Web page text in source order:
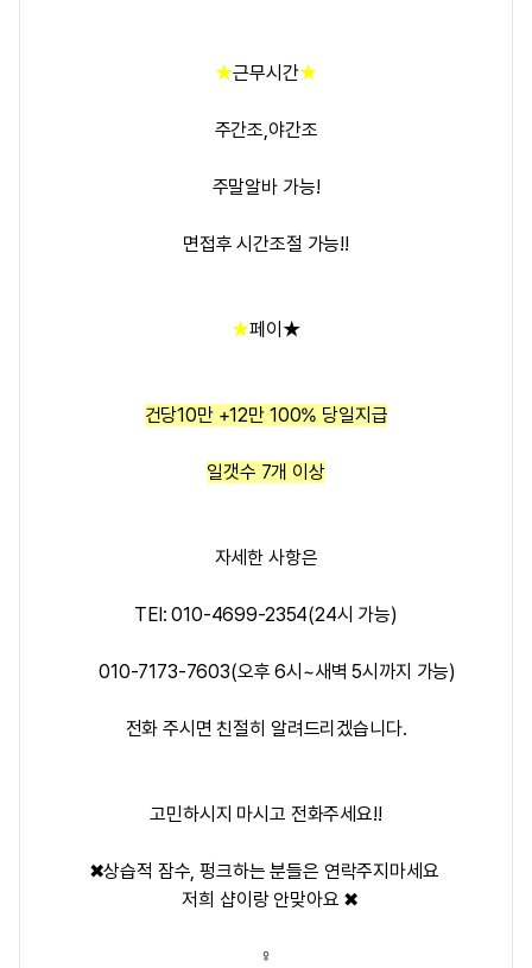
★근무시간★
주간조,야간조
주말알바 가능!
면접후 시간조절 가능!!
★페이 ★
건당10만 +12만 100% 당일지급
일갯수 7개 이상
자세한 사항은
TEl: 010-4699-2354(24시 가능)
010-7173-7603(오후 6시~새벽 5시까지 가능)
전화 주시면 친절히 알려드리겠습니다.
고민하시지 마시고 전화주세요!!
✖상습적 잠수, 펑크하는 분들은 연락주지마세요
저희 샵이랑 안맞아요 ✖
‍♀️‍‍‍